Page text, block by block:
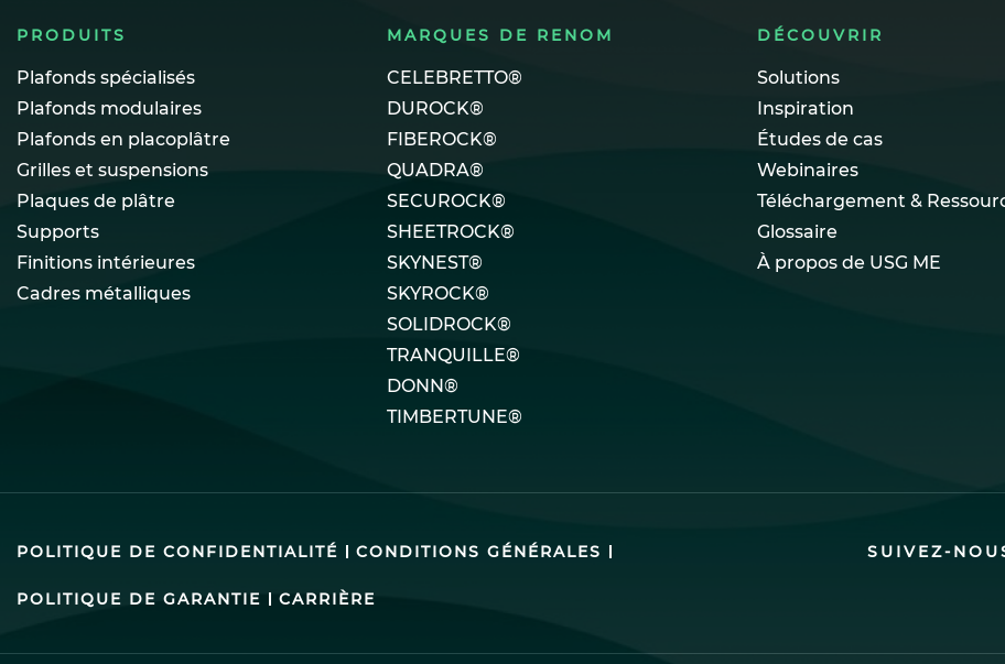
PRODUITS
Plafonds spécialisés
Plafonds modulaires
Plafonds en placoplâtre
Grilles et suspensions
Plaques de plâtre
Supports
Finitions intérieures
Cadres métalliques
MARQUES DE RENOM
CELEBRETTO®
DUROCK®
FIBEROCK®
QUADRA®
SECUROCK®
SHEETROCK®
SKYNEST®
SKYROCK®
SOLIDROCK®
TRANQUILLE®
DONN®
TIMBERTUNE®
DÉCOUVRIR
Solutions
Inspiration
Études de cas
Webinaires
Téléchargement &
Glossaire
À propos de USG ME
POLITIQUE DE CONFIDENTIALITÉ CONDITIONS GÉNÉRALES
POLITIQUE DE GARANTIE CARRIÈRE
SUIVEZ-